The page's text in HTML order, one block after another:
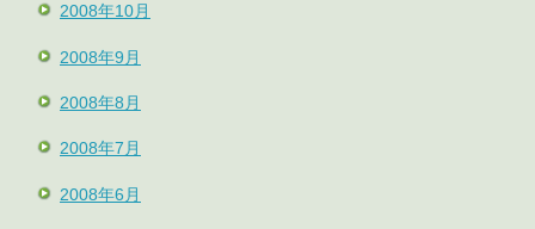
2008年10月
2008年9月
2008年8月
2008年7月
2008年6月